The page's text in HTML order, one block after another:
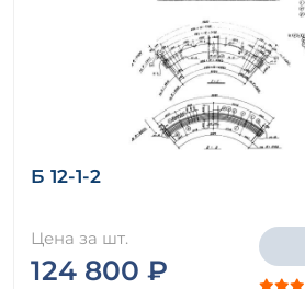
Б 12-1-2
Цена за шт.
124 800 ₽